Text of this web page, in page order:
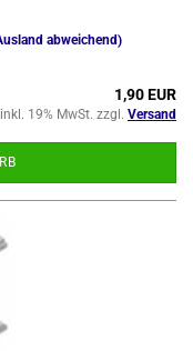
abweichend)
1,90 EUR
inkl. 19% MwSt. zzgl. Versand